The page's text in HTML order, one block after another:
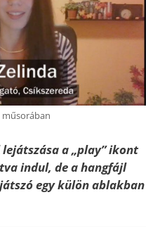
műsorában
a „play” ikont
indul, de a hangfájl
egy külön ablakban